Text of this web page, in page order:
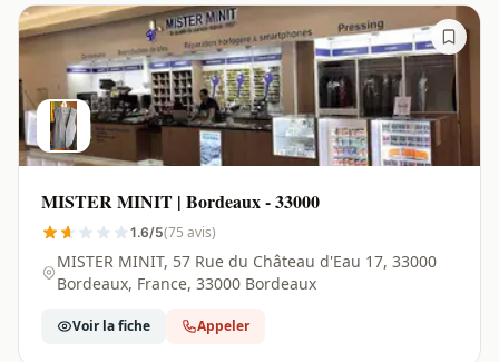
MISTER MINIT | Bordeaux - 33000
1.6/5(75 avis)
MISTER MINIT, 57 Rue du Château d'Eau 17, 33000
Bordeaux, France, 33000 Bordeaux
Voir la fiche Appeler